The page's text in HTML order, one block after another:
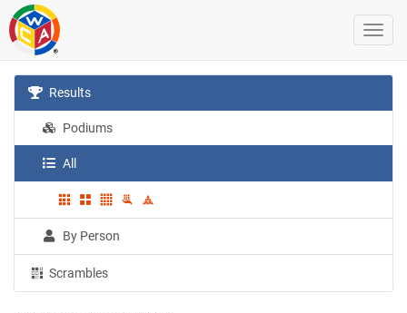
Results
Podiums
All
By Person
Scrambles